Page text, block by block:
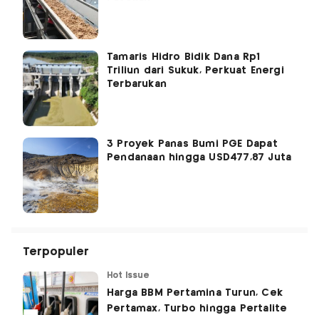
Tamaris Hidro Bidik Dana Rp1
Triliun dari Sukuk, Perkuat Energi
Terbarukan
3 Proyek Panas Bumi PGE Dapat
Pendanaan hingga USD477,87 Juta
Terpopuler
Hot Issue
Harga BBM Pertamina Turun, Cek
Pertamax, Turbo hingga Pertalite